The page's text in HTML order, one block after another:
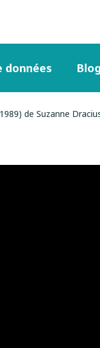
données
de Suzanne